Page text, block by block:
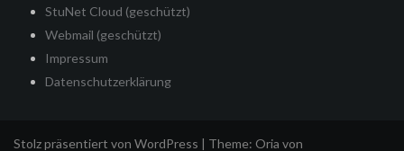
StuNet Cloud (geschützt)
Webmail (geschützt)
Impressum
Datenschutzerklärung
Stolz präsentiert von WordPress | Theme: Oria von